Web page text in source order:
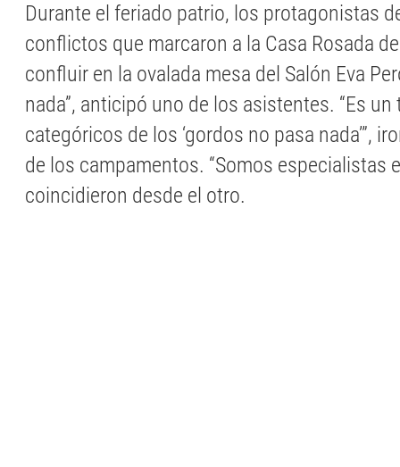
Durante el feriado patrio, los protagonistas
conflictos que marcaron a la Casa Rosada
confluir en la ovalada mesa del Salón Eva
nada”, anticipó uno de los asistentes. “Es
categóricos de los ‘gordos no pasa nada’”,
de los campamentos. “Somos especialistas
coincidieron desde el otro.